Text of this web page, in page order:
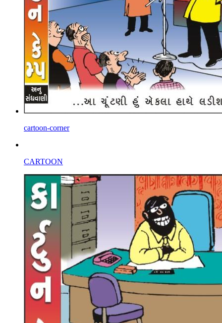
cartoon-corner
CARTOON